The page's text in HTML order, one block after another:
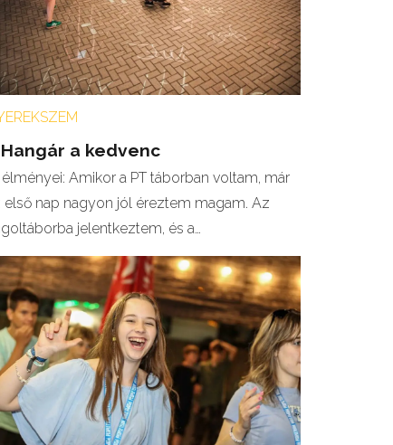
Hangár a kedvenc
élményei: Amikor a PT táborban voltam, már
első nap nagyon jól éreztem magam. Az
jelentkeztem, és a…